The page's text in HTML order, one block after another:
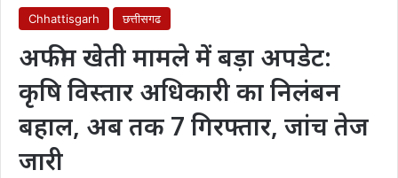
Chhattisgarh छत्तीसगढ
अफीम खेती मामले में बड़ा अपडेट:
कृषि विस्तार अधिकारी का निलंबन
बहाल, अब तक 7 गिरफ्तार, जांच तेज
जारी